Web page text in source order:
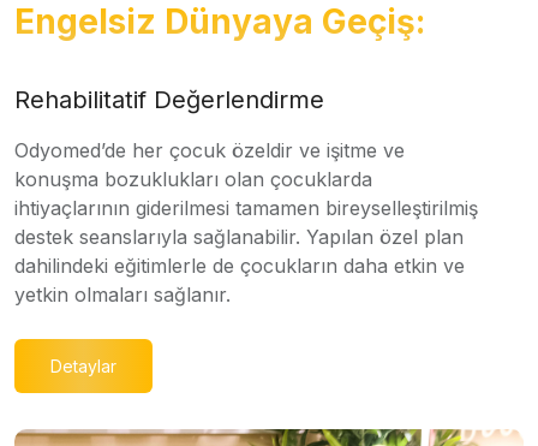
Engelsiz Dünyaya Geçiş:
Rehabilitatif Değerlendirme
Odyomed’de her çocuk özeldir ve işitme ve
konuşma bozuklukları olan çocuklarda
ihtiyaçlarının giderilmesi tamamen bireyselleştirilmiş
destek seanslarıyla sağlanabilir. Yapılan özel plan
dahilindeki eğitimlerle de çocukların daha etkin ve
yetkin olmaları sağlanır.
Detaylar